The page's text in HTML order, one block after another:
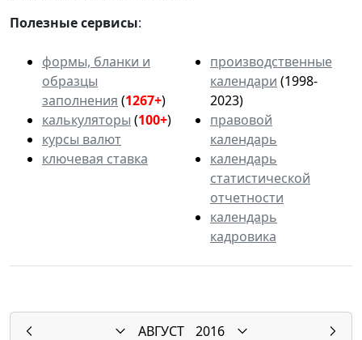
Полезные сервисы:
формы, бланки и
образцы
заполнения (1267+)
калькуляторы (100+)
курсы валют
ключевая ставка
производственные
календари (1998-
2023)
правовой
календарь
календарь
статистической
отчетности
календарь
кадровика
АВГУСТ
2016